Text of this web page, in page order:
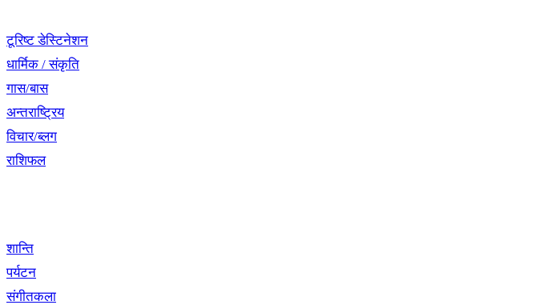
टूरिष्ट डेस्टिनेशन
धार्मिक / संकृति
गास/बास
अन्तराष्ट्रिय
विचार/ब्लग
राशिफल
शान्ति
पर्यटन
संगीतकला